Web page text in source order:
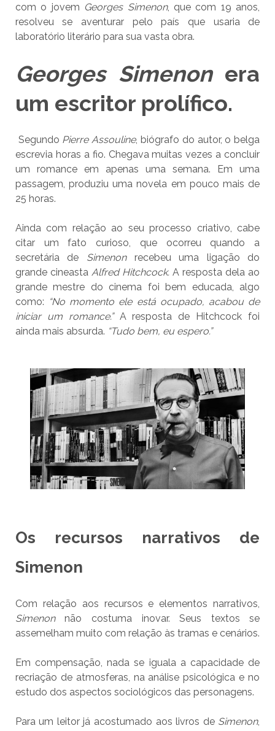
com o jovem Georges Simenon, que com 19 anos,
resolveu se aventurar pelo país que usaria de
laboratório literário para sua vasta obra.
Georges Simenonera
um escritor prolífico.
Segundo Pierre Assouline, biógrafo do autor, o belga
escrevia horas a fio. Chegava muitas vezes a concluir
um romance em apenas uma semana. Em uma
passagem, produziu uma novela em pouco mais de
25 horas.
Ainda com relação ao seu processo criativo, cabe
citar um fato curioso, que ocorreu quando a
secretária de Simenonrecebeu uma ligação do
grande cineasta Alfred Hitchcock. A resposta dela ao
grande mestre do cinema foi bem educada, algo
como: “No momento ele está ocupado, acabou de
iniciar um romance.”A resposta de Hitchcock foi
ainda mais absurda. “Tudo bem, eu espero.”
Os recursos narrativos de
Simenon
Com relação aos recursos e elementos narrativos,
Simenonnão costuma inovar. Seus textos se
assemelham muito com relação às tramas e cenários.
Em compensação, nada se iguala a capacidade de
recriação de atmosferas, na análise psicológica e no
estudo dos aspectos sociológicos das personagens.
Para um leitor já acostumado aos livros de Simenon,